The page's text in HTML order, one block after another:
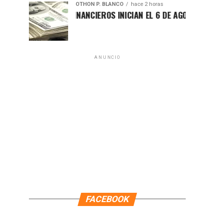
OTHON P. BLANCO hace 2 horas
MERCADOS FINANCIEROS INICIAN EL 6 DE AGOSTO CON
ANUNCIO
FACEBOOK